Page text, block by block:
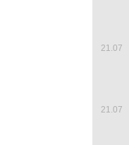
21.07
21.07